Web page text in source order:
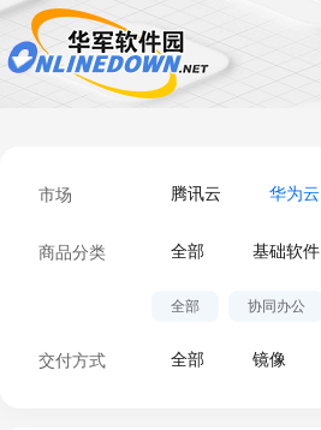
市场 腾讯云 华为云
商品分类 全部 基础软件
全部 协同办公
交付方式 全部 镜像